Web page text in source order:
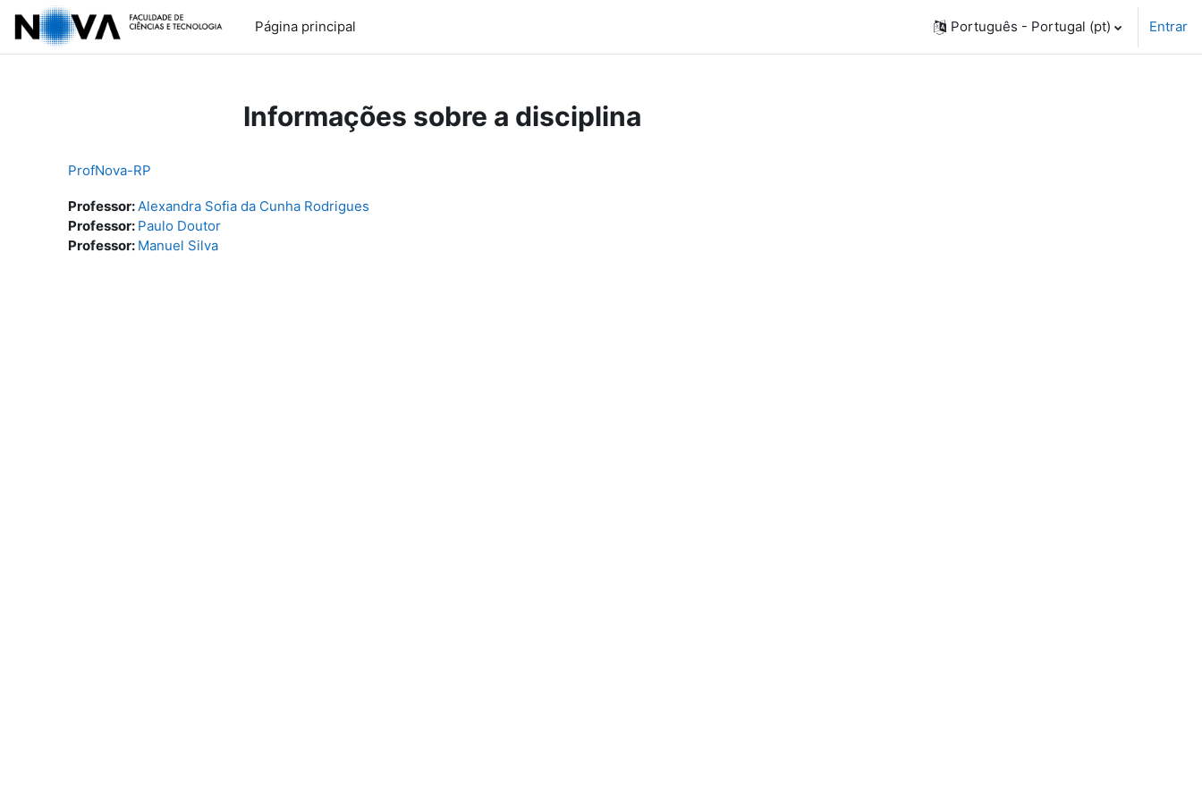
Ir para o conteúdo principal
Página principal
Português - Portugal ‎(pt)‎ Entrar
Informações sobre a disciplina
ProfNova-RP
Professor:Alexandra Sofia da Cunha Rodrigues
Professor: Paulo Doutor
Professor: Manuel Silva